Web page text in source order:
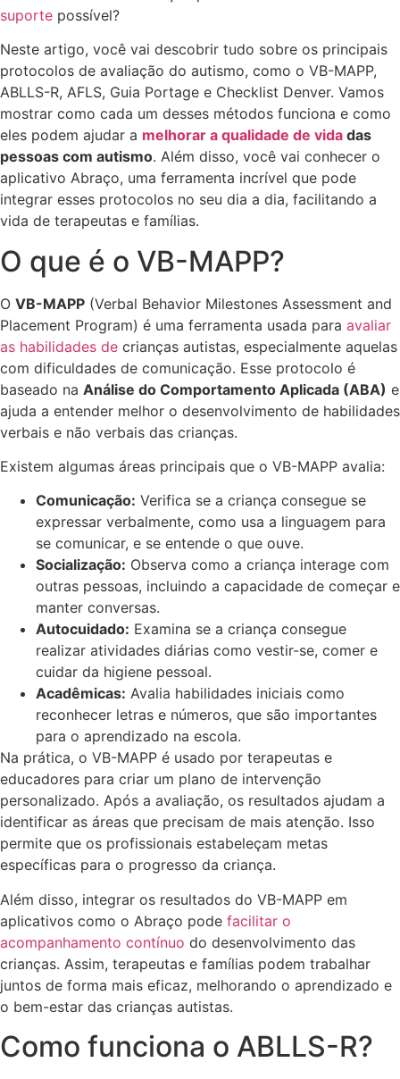
suporte possível?
Neste artigo, você vai descobrir tudo sobre os principais
protocolos de avaliação do autismo, como o VB-MAPP,
ABLLS-R, AFLS, Guia Portage e Checklist Denver. Vamos
mostrar como cada um desses métodos funciona e como
eles podem ajudar a melhorar a qualidade de vida das
pessoas com autismo. Além disso, você vai conhecer o
aplicativo Abraço, uma ferramenta incrível que pode
integrar esses protocolos no seu dia a dia, facilitando a
vida de terapeutas e famílias.
O que é o VB-MAPP?
O VB-MAPP (Verbal Behavior Milestones Assessment and
Placement Program) é uma ferramenta usada para avaliar
as habilidades de crianças autistas, especialmente aquelas
com dificuldades de comunicação. Esse protocolo é
baseado na Análise do Comportamento Aplicada (ABA) e
ajuda a entender melhor o desenvolvimento de habilidades
verbais e não verbais das crianças.
Existem algumas áreas principais que o VB-MAPP avalia:
Comunicação: Verifica se a criança consegue se
expressar verbalmente, como usa a linguagem para
se comunicar, e se entende o que ouve.
Socialização: Observa como a criança interage com
outras pessoas, incluindo a capacidade de começar e
manter conversas.
Autocuidado: Examina se a criança consegue
realizar atividades diárias como vestir-se, comer e
cuidar da higiene pessoal.
Acadêmicas: Avalia habilidades iniciais como
reconhecer letras e números, que são importantes
para o aprendizado na escola.
Na prática, o VB-MAPP é usado por terapeutas e
educadores para criar um plano de intervenção
personalizado. Após a avaliação, os resultados ajudam a
identificar as áreas que precisam de mais atenção. Isso
permite que os profissionais estabeleçam metas
específicas para o progresso da criança.
Além disso, integrar os resultados do VB-MAPP em
aplicativos como o Abraço pode facilitar o
acompanhamento contínuo do desenvolvimento das
crianças. Assim, terapeutas e famílias podem trabalhar
juntos de forma mais eficaz, melhorando o aprendizado e
o bem-estar das crianças autistas.
Como funciona o ABLLS-R?